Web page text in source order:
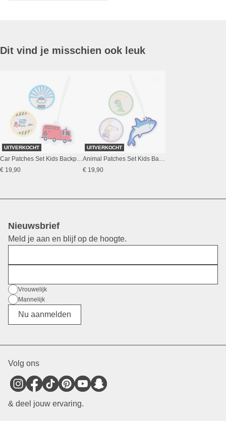
Dit vind je misschien ook leuk
UITVERKOCHT
Car Patches Set Kids Backpack
€ 19,90
UITVERKOCHT
Animal Patches Set Kids Backpack
€ 19,90
Nieuwsbrief
Meld je aan en blijf op de hoogte.
Geslacht
Vrouwelijk
Mannelijk
Divers
Nu aanmelden
Volg ons
& deel jouw ervaring.